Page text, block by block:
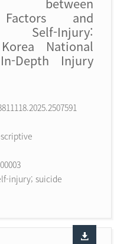
Factors and
Self-Injury:
National
Depth Injury
injury; suicide